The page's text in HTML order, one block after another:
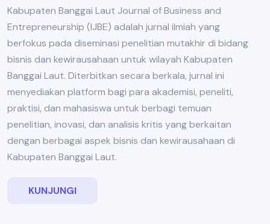
Kabupaten Banggai Laut Journal of Business and
Entrepreneurship (IJBE) adalah jurnal ilmiah yang
berfokus pada diseminasi penelitian mutakhir di bidang
bisnis dan kewirausahaan untuk wilayah Kabupaten
Banggai Laut. Diterbitkan secara berkala, jurnal ini
menyediakan platform bagi para akademisi, peneliti,
praktisi, dan mahasiswa untuk berbagi temuan
penelitian, inovasi, dan analisis kritis yang berkaitan
dengan berbagai aspek bisnis dan kewirausahaan di
Kabupaten Banggai Laut.
KUNJUNGI